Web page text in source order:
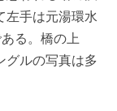
左手は元湯環水
る。橋の上
グルの写真は多